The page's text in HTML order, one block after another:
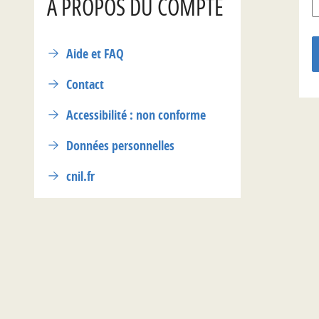
A PROPOS DU COMPTE
Aide et FAQ
Contact
Accessibilité : non conforme
Données personnelles
cnil.fr